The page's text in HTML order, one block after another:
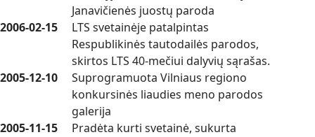
Janavičienės juostų paroda
2006-02-15
LTS svetainėje patalpintas
Respublikinės tautodailės parodos,
skirtos LTS 40-mečiui dalyvių sąrašas.
2005-12-10
Suprogramuota Vilniaus regiono
konkursinės liaudies meno parodos
galerija
2005-11-15
Pradėta kurti svetainė, sukurta